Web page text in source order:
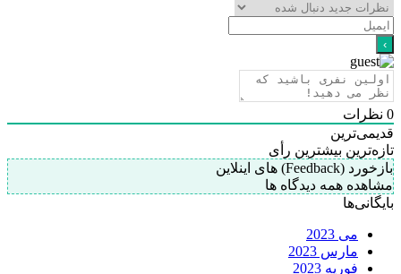
0 نظرات
قدیمی‌ترین
تازه‌ترین بیشترین رأی
بازخورد (Feedback) های اینلاین
مشاهده همه دیدگاه ها
بایگانی‌ها
می 2023
مارس 2023
فوریه 2023